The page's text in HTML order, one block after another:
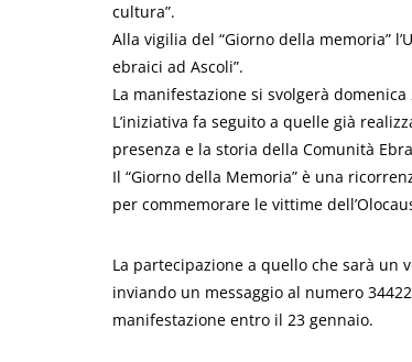
cultura”.
Alla vigilia del “Giorno della memoria”
ebraici ad Ascoli”.
La manifestazione si svolgerà
L’iniziativa fa seguito a quelle già
presenza e la storia della Comunità
Il “Giorno della Memoria” è una
per commemorare le vittime
La partecipazione a quello che sarà
inviando un messaggio al numero
manifestazione entro il 23 gennaio.